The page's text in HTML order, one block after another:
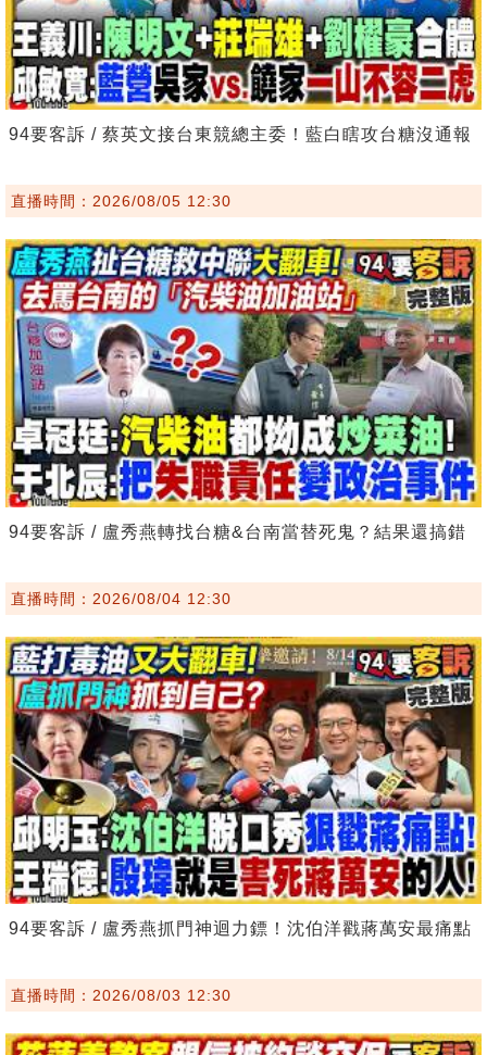
94要客訴 / 蔡英文接台東競總主委！藍白瞎攻台糖沒通報
直播時間：2026/08/05 12:30
94要客訴 / 盧秀燕轉找台糖&台南當替死鬼？結果還搞錯
直播時間：2026/08/04 12:30
94要客訴 / 盧秀燕抓門神迴力鏢！沈伯洋戳蔣萬安最痛點
直播時間：2026/08/03 12:30